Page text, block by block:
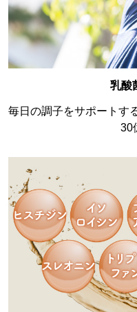
乳酸
毎日の調子をサポートす
30